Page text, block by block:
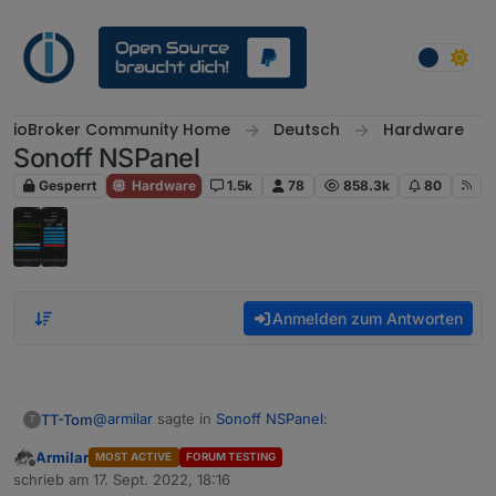
ioBroker Community Home Deutsch Hardware
Sonoff NSPanel
Gesperrt Hardware 1.5k 78 858.3k 80
Anmelden zum Antworten
T TT-Tom@armilar sagte in Sonoff NSPanel:
Ich kann mir aktuell nicht vorstellen, dass das am
Offline
Armilar MOST ACTIVE FORUM TESTING
schrieb am 17. Sept. 2022, 18:16
zuletzt editiert von